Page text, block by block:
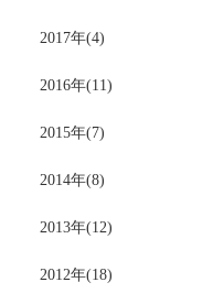
2017年(4)
2016年(11)
2015年(7)
2014年(8)
2013年(12)
2012年(18)